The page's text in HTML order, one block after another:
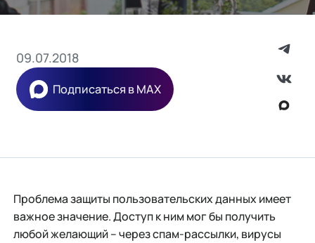
09.07.2018
Подписаться в MAX
Проблема защиты пользовательских данных имеет
важное значение. Доступ к ним мог бы получить
любой желающий – через спам-рассылки, вирусы